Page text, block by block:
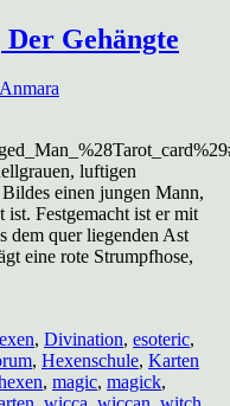
Gehängte
Anmara
luftigen
einen jungen Mann,
Festgemacht ist er mit
dem quer liegenden Ast
eine rote Strumpfhose,
, Divination, esoteric,
, Hexenschule, Karten
, magic, magick,